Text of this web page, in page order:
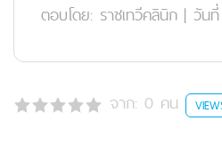
ตอบโดย: ราชเทวีคลินิก | วัน
จาก: 0 คน